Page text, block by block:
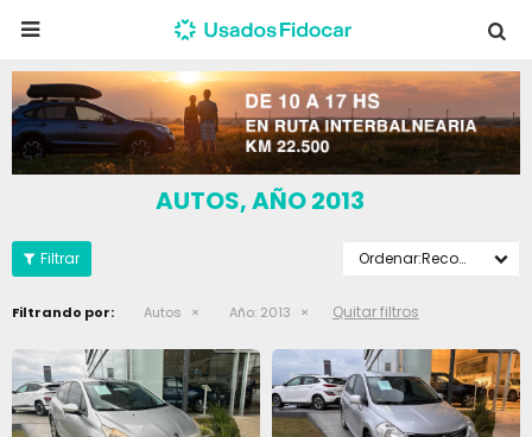

AUTOS, AÑO 2013
Recomendados
Filtrando por: Autos Año: 2013 Quitar filtros